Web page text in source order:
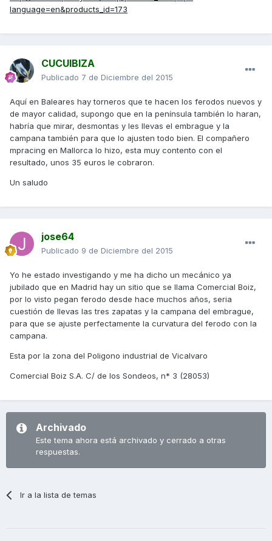
language=en&products_id=173
CUCUIBIZA
Publicado 7 de Diciembre del 2015
Aquí en Baleares hay torneros que te hacen los ferodos nuevos y
de mayor calidad, supongo que en la península también lo haran,
habría que mirar, desmontas y les llevas el embrague y la
campana también para que lo ajusten todo bien. El compañero
mpracing en Mallorca lo hizo, esta muy contento con el
resultado, unos 35 euros le cobraron.
Un saludo
jose64
Publicado 9 de Diciembre del 2015
Yo he estado investigando y me ha dicho un mecánico ya
jubilado que en Madrid hay un sitio que se llama Comercial Boiz,
por lo visto pegan ferodo desde hace muchos años, seria
cuestión de llevas las tres zapatas y la campana del embrague,
para que se ajuste perfectamente la curvatura del ferodo con la
campana.
Esta por la zona del Poligono industrial de Vicalvaro
Comercial Boiz S.A. C/ de los Sondeos, n* 3 (28053)
Archivado
Este tema ahora está archivado y cerrado a otras
respuestas.
Ir a la lista de temas